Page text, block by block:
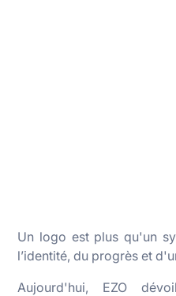
Un logo est plus qu'un
l’identité, du progrès et
Aujourd'hui, EZO